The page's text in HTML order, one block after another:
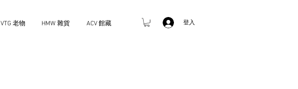
VTG 老物 HMW 雜貨 ACV 館藏 登入